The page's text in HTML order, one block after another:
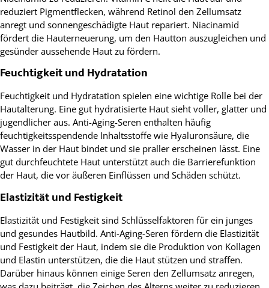
reduziert Pigmentflecken, während Retinol den Zellumsatz
anregt und sonnengeschädigte Haut repariert. Niacinamid
fördert die Hauterneuerung, um den Hautton auszugleichen und
gesünder aussehende Haut zu fördern.
Feuchtigkeit und Hydratation
Feuchtigkeit und Hydratation spielen eine wichtige Rolle bei der
Hautalterung. Eine gut hydratisierte Haut sieht voller, glatter und
jugendlicher aus. Anti-Aging-Seren enthalten häufig
feuchtigkeitsspendende Inhaltsstoffe wie Hyaluronsäure, die
Wasser in der Haut bindet und sie praller erscheinen lässt. Eine
gut durchfeuchtete Haut unterstützt auch die Barrierefunktion
der Haut, die vor äußeren Einflüssen und Schäden schützt.
Elastizität und Festigkeit
Elastizität und Festigkeit sind Schlüsselfaktoren für ein junges
und gesundes Hautbild. Anti-Aging-Seren fördern die Elastizität
und Festigkeit der Haut, indem sie die Produktion von Kollagen
und Elastin unterstützen, die die Haut stützen und straffen.
Darüber hinaus können einige Seren den Zellumsatz anregen,